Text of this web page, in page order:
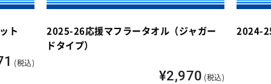
ト
(税込)
2025-26応援マフラータオル（ジャガー
ドタイプ）
¥2,970 (税込)
2024-